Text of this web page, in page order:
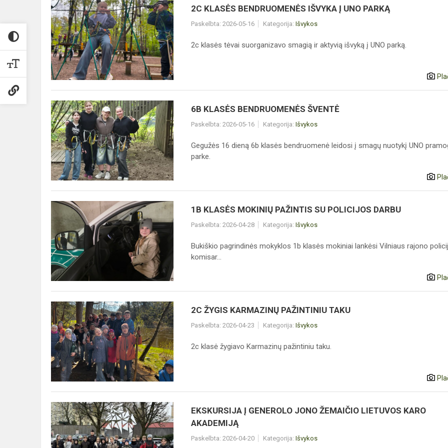
2C
KLASĖS
BENDRUOMENĖS
IŠVYKA
Į
UNO
PARKĄ
2C KLASĖS BENDRUOMENĖS IŠVYKA Į UNO PARKĄ
Paskelbta: 2026-05-16 Kategorija: Išvykos
2c klasės tėvai suorganizavo smagią ir aktyvią išvyką į UNO parką.
6B
KLASĖS
BENDRUOMENĖS
ŠVENTĖ
6B KLASĖS BENDRUOMENĖS ŠVENTĖ
Paskelbta: 2026-05-16 Kategorija: Išvykos
Gegužės 16 dieną 6b klasės bendruomenė leidosi į smagų nuotykį UNO
parke.
1B
KLASĖS
MOKINIŲ
PAŽINTIS
SU
POLICIJOS
DARBU
1B KLASĖS MOKINIŲ PAŽINTIS SU POLICIJOS DARBU
Paskelbta: 2026-04-28 Kategorija: Išvykos
Bukiškio pagrindinės mokyklos 1b klasės mokiniai lankėsi Vilniaus rajono
komisar...
2C
ŽYGIS
KARMAZINŲ
PAŽINTINIU
TAKU
2C ŽYGIS KARMAZINŲ PAŽINTINIU TAKU
Paskelbta: 2026-04-23 Kategorija: Išvykos
2c klasė žygiavo Karmazinų pažintiniu taku.
EKSKURSIJA
Į
GENEROLO
JONO
EKSKURSIJA Į GENEROLO JONO ŽEMAIČIO LIETUVOS KARO
AKADEMIJĄ
Paskelbta: 2026-04-20 Kategorija: Išvykos